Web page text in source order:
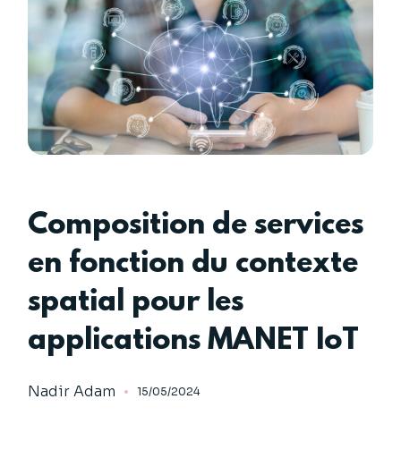
Composition de services
en fonction du contexte
spatial pour les
applications MANET IoT
Nadir Adam 15/05/2024